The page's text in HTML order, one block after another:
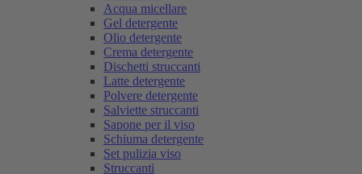
Acqua micellare
Gel detergente
Olio detergente
Crema detergente
Dischetti struccanti
Latte detergente
Polvere detergente
Salviette struccanti
Sapone per il viso
Schiuma detergente
Set pulizia viso
Struccanti